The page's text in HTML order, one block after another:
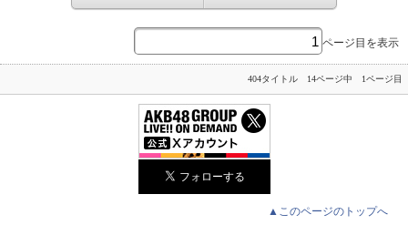
ページ目を表示
404タイトル 14ページ中 1ページ目
▲このページのトップへ